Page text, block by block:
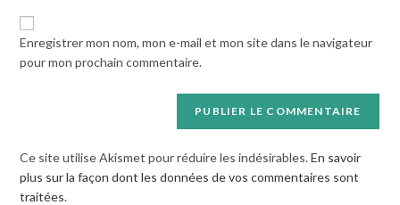
comment
votre
site
(facultatif)
Enregistrer mon nom, mon e-mail et mon site dans le navigateur
pour mon prochain commentaire.
Ce site utilise Akismet pour réduire les indésirables.En savoir
plus sur la façon dont les données de vos commentaires sont
traitées.